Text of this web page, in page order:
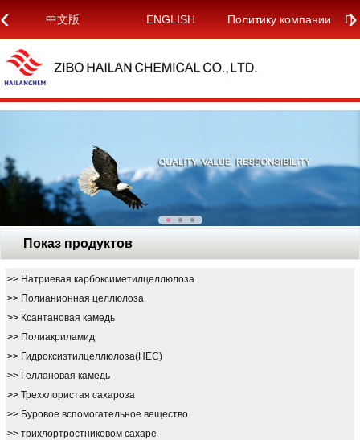
中文版 ENGLISH Политику компании
‹ ›
Показ продуктов
>> Натриевая карбоксиметилцеллюлоза
>> Полианионная целлюлоза
>> Ксантановая камедь
>> Полиакриламид
>> Гидроксиэтилцеллюлоза(HEC)
>> Геллановая камедь
>> Треххлористая сахароза
>> Буровое вспомогательное вещество
>> трихлортростниковом сахаре